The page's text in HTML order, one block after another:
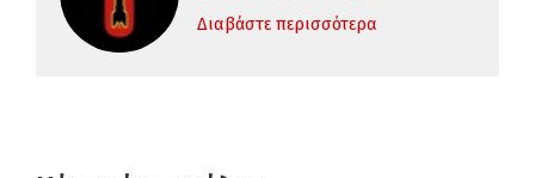
Διαβάστε περισσότερα